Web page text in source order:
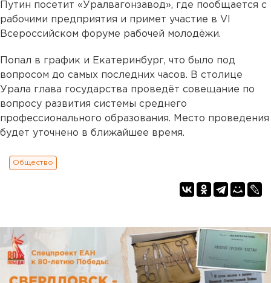
Путин посетит «Уралвагонзавод», где пообщается с
рабочими предприятия и примет участие в VI
Всероссийском форуме рабочей молодёжи.
Попал в график и Екатеринбург, что было под
вопросом до самых последних часов. В столице
Урала глава государства проведёт совещание по
вопросу развития системы среднего
профессионального образования. Место проведения
будет уточнено в ближайшее время.
Общество